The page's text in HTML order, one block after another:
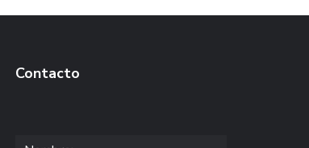
Contacto